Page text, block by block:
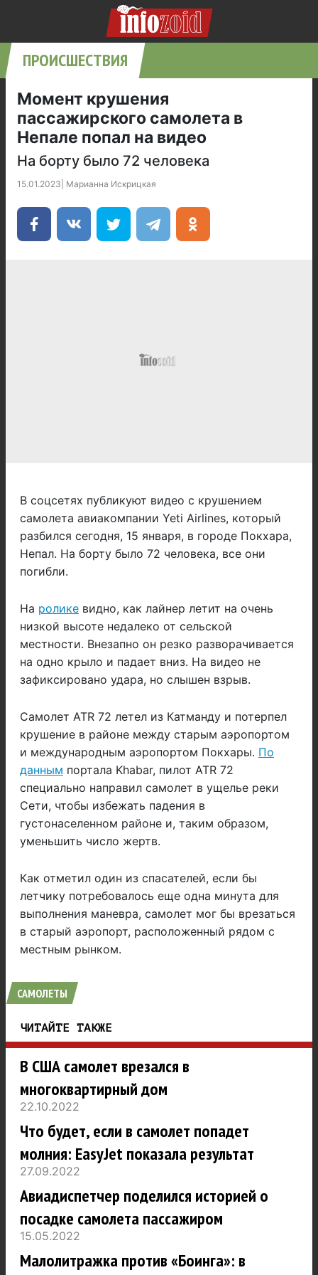
ПРОИСШЕСТВИЯ
Момент крушения
пассажирского самолета в
Непале попал на видео
На борту было 72 человека
15.01.2023 Марианна Искрицкая
В соцсетях публикуют видео с крушением
самолета авиакомпании Yeti Airlines, который
разбился сегодня, 15 января, в городе Покхара,
Непал. На борту было 72 человека, все они
погибли.
На ролике видно, как лайнер летит на очень
низкой высоте недалеко от сельской
местности. Внезапно он резко разворачивается
на одно крыло и падает вниз. На видео не
зафиксировано удара, но слышен взрыв.
Самолет ATR 72 летел из Катманду и потерпел
крушение в районе между старым аэропортом
и международным аэропортом Покхары. По
данным портала Khabar, пилот ATR 72
специально направил самолет в ущелье реки
Сети, чтобы избежать падения в
густонаселенном районе и, таким образом,
уменьшить число жертв.
Как отметил один из спасателей, если бы
летчику потребовалось еще одна минута для
выполнения маневра, самолет мог бы врезаться
в старый аэропорт, расположенный рядом с
местным рынком.
САМОЛЕТЫ
ЧИТАЙТЕ ТАКЖЕ
В США самолет врезался в
многоквартирный дом
22.10.2022
Что будет, если в самолет попадет
молния: EasyJet показала результат
27.09.2022
Авиадиспетчер поделился историей о
посадке самолета пассажиром
15.05.2022
Малолитражка против «Боинга»: в